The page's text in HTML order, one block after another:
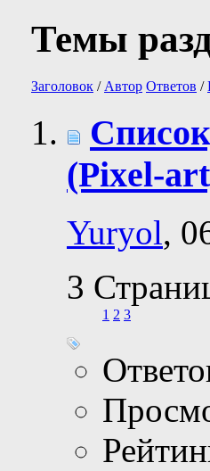
Темы
Заголовок / Автор Ответов /
(Pixel-
Yuryol,
3
1 2 3